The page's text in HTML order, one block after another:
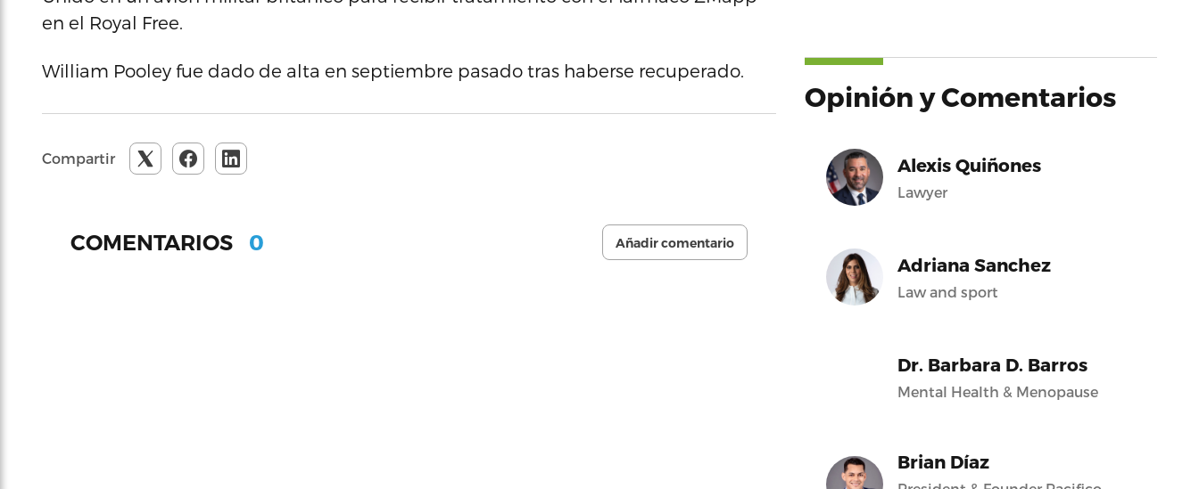
en el Royal Free.
William Pooley fue dado de alta en septiembre pasado tras haberse recuperado.
Compartir
COMENTARIOS 0 Añadir comentario
Opinión y Comentarios
Alexis Quiñones
Lawyer
Adriana Sanchez
Law and sport
Dr. Barbara D. Barros
Mental Health & Menopause
Brian Díaz